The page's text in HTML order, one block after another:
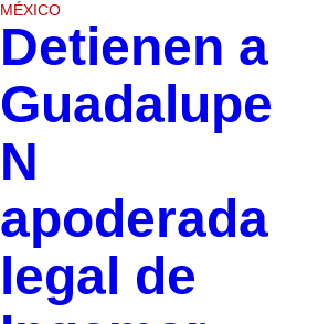
MÉXICO
Detienen a
Guadalupe
N
apoderada
legal de